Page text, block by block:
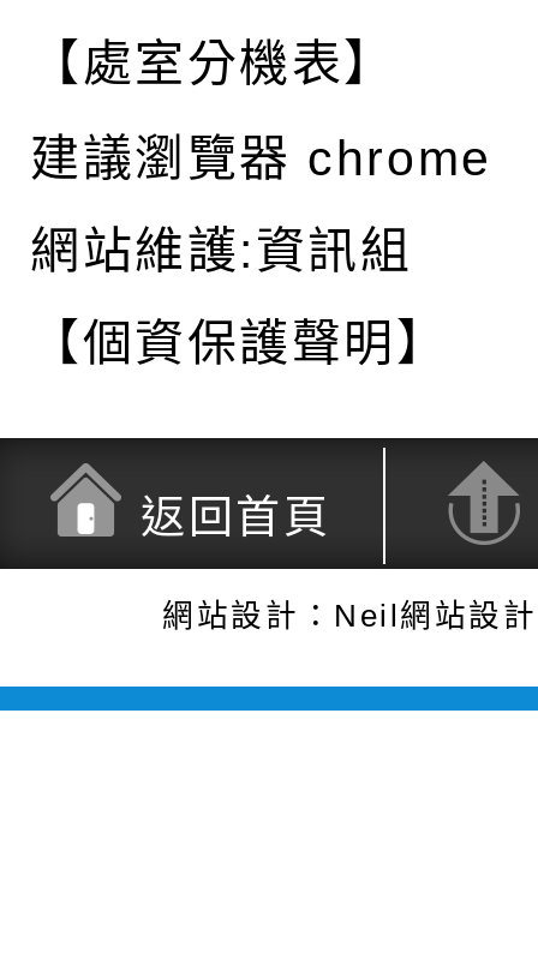
【處室分機表】
建議瀏覽器 chrome
網站維護:資訊組
【個資保護聲明】
返回首頁
網站設計：Neil網站設